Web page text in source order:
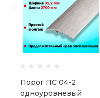
Порог ПС 04-2
одноуровневый